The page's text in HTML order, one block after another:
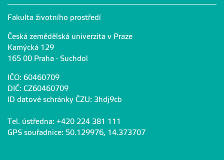
Fakulta životního prostředí
Česká zemědělská univerzita v Praze
Kamýcká 129
165 00 Praha - Suchdol
IČO: 60460709
DIČ: CZ60460709
ID datové schránky ČZU: 3hdj9cb
Tel. ústředna: +420 224 381 111
GPS souřadnice: 50.129976, 14.373707